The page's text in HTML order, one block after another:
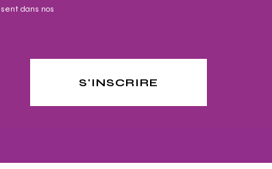
dans nos
S'INSCRIRE